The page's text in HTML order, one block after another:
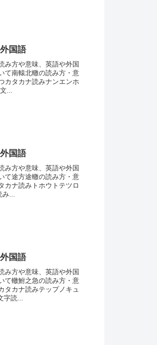
国語
み方や意味、英語や外国
て南轅北轍の読み方・意
カタカナ読みナンエンホ
...
国語
み方や意味、英語や外国
て途方途轍の読み方・意
カナ読みトホウトテツロ
...
国語
み方や意味、英語や外国
て轍鮒之急の読み方・意
タカナ読みテップノキュ
読...